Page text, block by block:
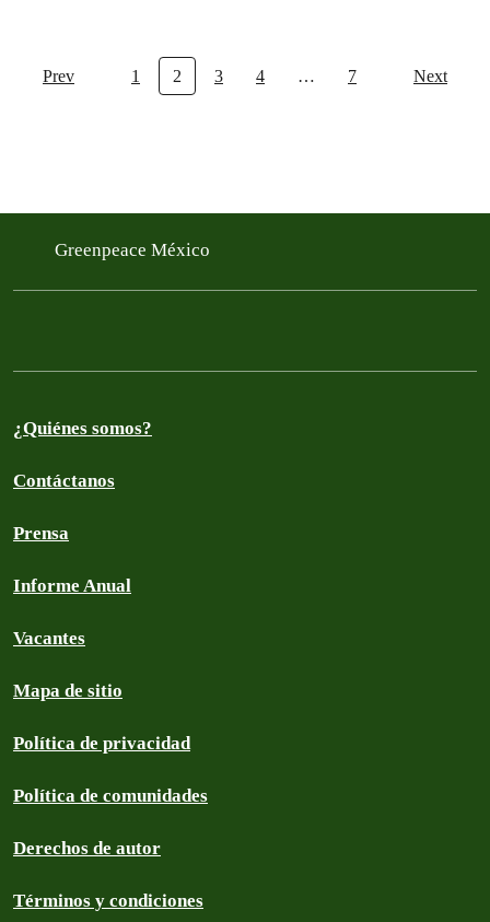
Prev 1 2 3 4 … 7 Next
Greenpeace México
¿Quiénes somos?
Contáctanos
Prensa
Informe Anual
Vacantes
Mapa de sitio
Política de privacidad
Política de comunidades
Derechos de autor
Términos y condiciones